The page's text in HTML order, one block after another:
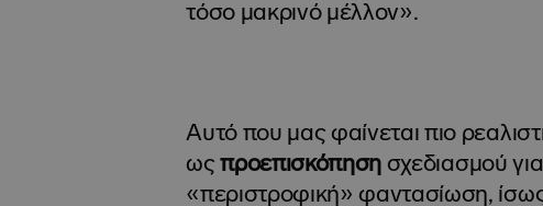
τόσο μακρινό μέλλον».
Αυτό που μας φαίνεται πιο
ωςπροεπισκόπηση σχεδιασμού
«περιστροφική» φαντασίωση,